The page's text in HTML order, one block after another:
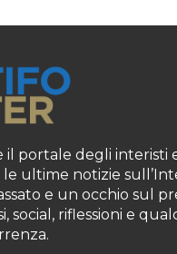
il portale degli interisti
ultime notizie
e un occhio sul
social, riflessioni e